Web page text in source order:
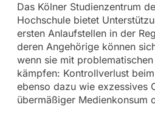
Das Kölner Studienzentrum
Hochschule bietet
ersten Anlaufstellen in der
deren Angehörige können
wenn sie mit
kämpfen: Kontrollverlust
ebenso dazu wie exzessives
übermäßiger Medienkonsum